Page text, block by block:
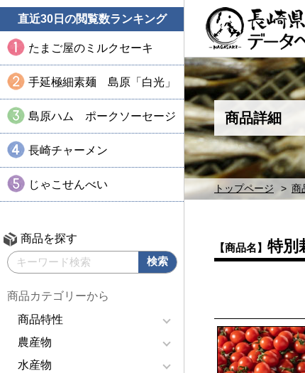
直近30日の閲覧数ランキング
たまご屋のミルクセーキ
手延極細素麺 島原「白光」
島原ハム ポークソーセージ
長崎チャーメン
じゃこせんべい
商品を探す
商品カテゴリーから
商品特性
農産物
水産物
商品詳細
トップページ 商
【商品名】 特別